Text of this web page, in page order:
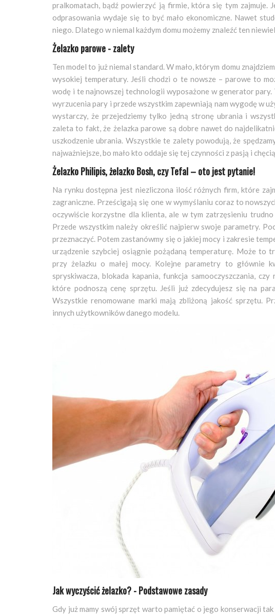
pralkomatach, bądź powierzyć ją firmie, która się tym zajmuje.
odprasowania wydaje się to być mało ekonomiczne. Nawet
niego. Dlatego w niemal każdym domu możemy znaleźć ten
Żelazko parowe - zalety
Ten model to już niemal standard. W mało, którym domu
wysokiej temperatury. Jeśli chodzi o te nowsze – parowe to
wodę i te najnowszej technologii wyposażone w generator pary.
wyrzucenia pary i przede wszystkim zapewniają nam wygodę w
wystarczy, że przejedziemy tylko jedną stronę ubrania i
zaleta to fakt, że żelazka parowe są dobre nawet do
uszkodzenie ubrania. Wszystkie te zalety powodują, że
najważniejsze, bo mało kto oddaje się tej czynności z pasją i
Żelazko Philipis, żelazko Bosh, czy Tefal – oto jest pytanie!
Na rynku dostępna jest niezliczona ilość różnych firm, które
zagraniczne. Prześcigają się one w wymyślaniu coraz to
oczywiście korzystne dla klienta, ale w tym zatrzęsieniu
Przede wszystkim należy określić najpierw swoje parametry.
przeznaczyć. Potem zastanówmy się o jakiej mocy i zakresie
urządzenie szybciej osiągnie pożądaną temperaturę. Może to
przy żelazku o małej mocy. Kolejne parametry to głównie
spryskiwacza, blokada kapania, funkcja samooczyszczania,
które podnoszą cenę sprzętu. Jeśli już zdecydujesz się na
Wszystkie renomowane marki mają zbliżoną jakość sprzętu.
innych użytkowników danego modelu.
Jak wyczyścić żelazko? - Podstawowe zasady
Gdy już mamy swój sprzęt warto pamiętać o jego konserwacji tak